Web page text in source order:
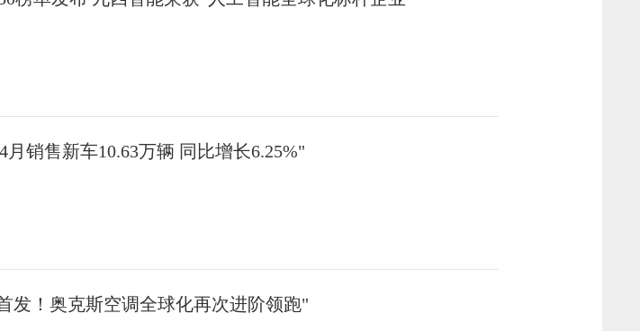
销售新车10.63万辆 同比增长6.25%"
发！奥克斯空调全球化再次进阶领跑"